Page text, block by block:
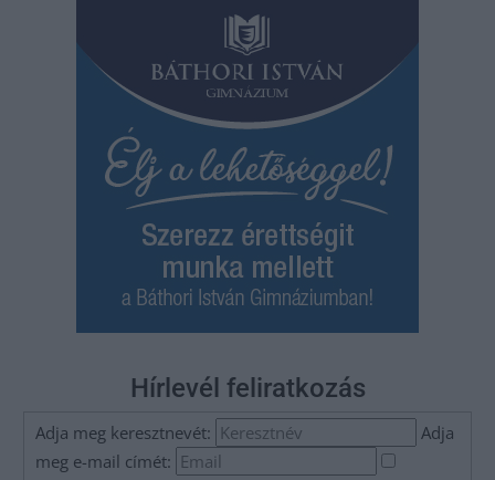
Hírlevél feliratkozás
Adja meg keresztnevét:
Adja
meg e-mail címét: